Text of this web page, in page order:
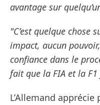
avantage sur
"C’est quelque chose
impact, aucun
confiance dans le
fait que la FIA et la
L’Allemand